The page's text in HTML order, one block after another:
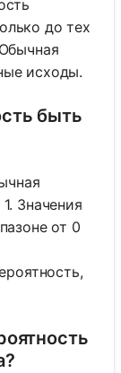
до тех
исходы.
быть
Значения
от 0